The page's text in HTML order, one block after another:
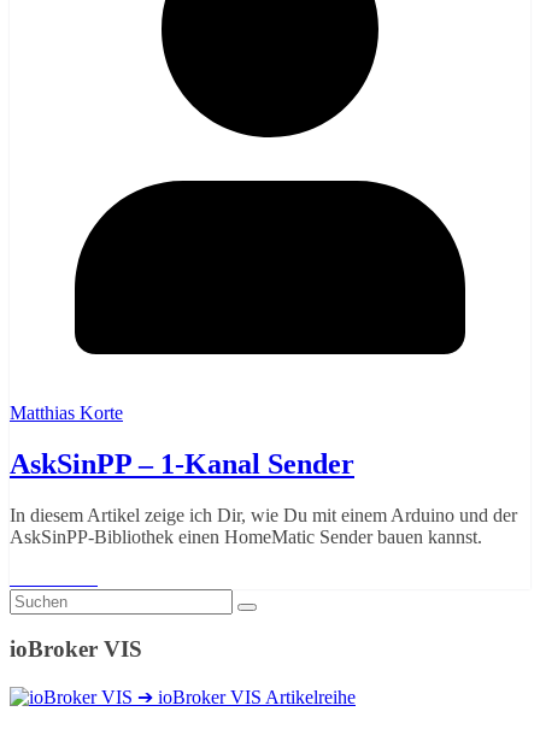
Matthias Korte
AskSinPP – 1-Kanal Sender
In diesem Artikel zeige ich Dir, wie Du mit einem Arduino und der
AskSinPP-Bibliothek einen HomeMatic Sender bauen kannst.
ioBroker VIS
➔ ioBroker VIS Artikelreihe